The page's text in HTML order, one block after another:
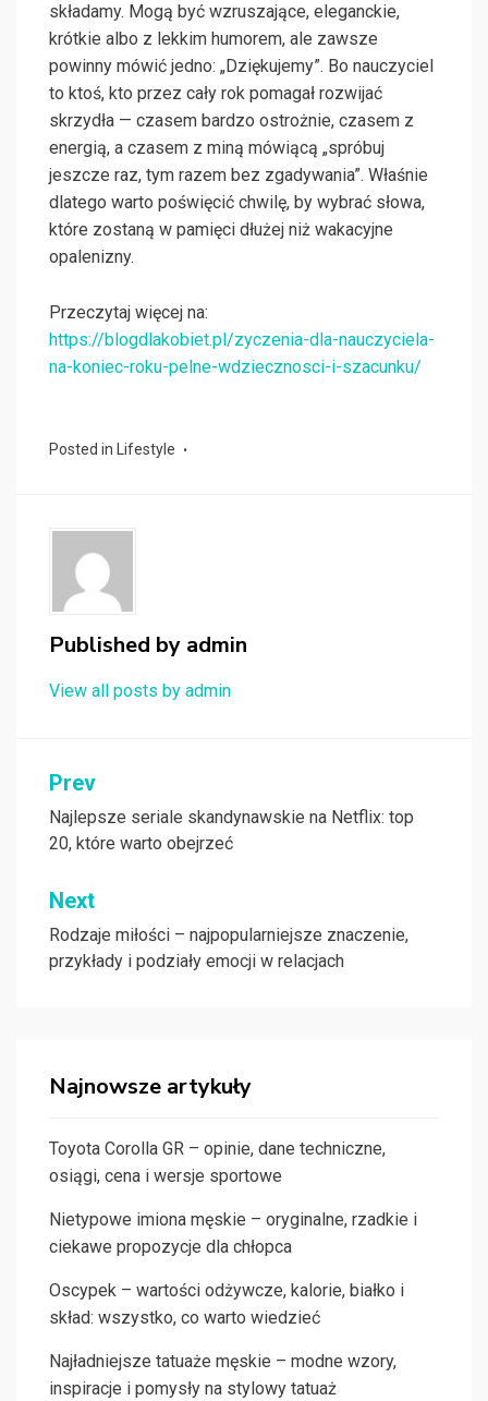
składamy. Mogą być wzruszające, eleganckie,
krótkie albo z lekkim humorem, ale zawsze
powinny mówić jedno: „Dziękujemy”. Bo nauczyciel
to ktoś, kto przez cały rok pomagał rozwijać
skrzydła — czasem bardzo ostrożnie, czasem z
energią, a czasem z miną mówiącą „spróbuj
jeszcze raz, tym razem bez zgadywania”. Właśnie
dlatego warto poświęcić chwilę, by wybrać słowa,
które zostaną w pamięci dłużej niż wakacyjne
opalenizny.
Przeczytaj więcej na:
https://blogdlakobiet.pl/zyczenia-dla-nauczyciela-
na-koniec-roku-pelne-wdziecznosci-i-szacunku/
Posted in Lifestyle
Published by admin
View all posts by admin
Nawigacja
wpisu
Prev
Najlepsze seriale skandynawskie na Netflix: top
20, które warto obejrzeć
Next
Rodzaje miłości – najpopularniejsze znaczenie,
przykłady i podziały emocji w relacjach
Najnowsze artykuły
Toyota Corolla GR – opinie, dane techniczne,
osiągi, cena i wersje sportowe
Nietypowe imiona męskie – oryginalne, rzadkie i
ciekawe propozycje dla chłopca
Oscypek – wartości odżywcze, kalorie, białko i
skład: wszystko, co warto wiedzieć
Najładniejsze tatuaże męskie – modne wzory,
inspiracje i pomysły na stylowy tatuaż